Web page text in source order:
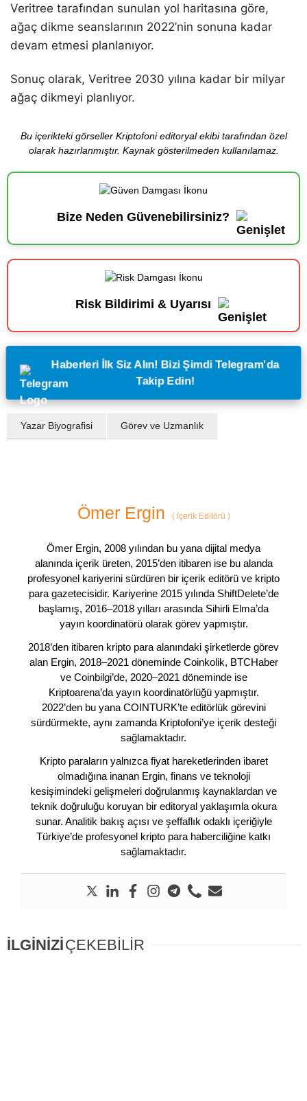
Veritree tarafından sunulan yol haritasına göre,
ağaç dikme seanslarının 2022’nin sonuna kadar
devam etmesi planlanıyor.
Sonuç olarak, Veritree 2030 yılına kadar bir milyar
ağaç dikmeyi planlıyor.
Bu içerikteki görseller Kriptofoni editoryal ekibi tarafından özel
olarak hazırlanmıştır. Kaynak gösterilmeden kullanılamaz.
Bize Neden Güvenebilirsiniz?
Risk Bildirimi & Uyarısı
Haberleri İlk Siz Alın! Bizi Şimdi Telegram'da
Takip Edin!
Yazar Biyografisi Görev ve Uzmanlık
Ömer Ergin (İçerik Editörü )
Ömer Ergin, 2008 yılından bu yana dijital medya
alanında içerik üreten, 2015’den itibaren ise bu alanda
profesyonel kariyerini sürdüren bir içerik editörü ve kripto
para gazetecisidir. Kariyerine 2015 yılında ShiftDelete’de
başlamış, 2016–2018 yılları arasında Sihirli Elma’da
yayın koordinatörü olarak görev yapmıştır.
2018’den itibaren kripto para alanındaki şirketlerde görev
alan Ergin, 2018–2021 döneminde Coinkolik, BTCHaber
ve Coinbilgi’de, 2020–2021 döneminde ise
Kriptoarena’da yayın koordinatörlüğü yapmıştır.
2022’den bu yana COINTURK’te editörlük görevini
sürdürmekte, aynı zamanda Kriptofoni’ye içerik desteği
sağlamaktadır.
Kripto paraların yalnızca fiyat hareketlerinden ibaret
olmadığına inanan Ergin, finans ve teknoloji
kesişimindeki gelişmeleri doğrulanmış kaynaklardan ve
teknik doğruluğu koruyan bir editoryal yaklaşımla okura
sunar. Analitik bakış açısı ve şeffaflık odaklı içeriğiyle
Türkiye’de profesyonel kripto para haberciliğine katkı
sağlamaktadır.
İLGİNİZİÇEKEBİLİR